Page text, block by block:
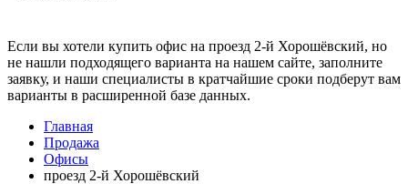
Если вы хотели купить офис на проезд 2-й Хорошёвский, но
не нашли подходящего варианта на нашем сайте, заполните
заявку, и наши специалисты в кратчайшие сроки подберут вам
варианты в расширенной базе данных.
Главная
Продажа
Офисы
проезд 2-й Хорошёвский